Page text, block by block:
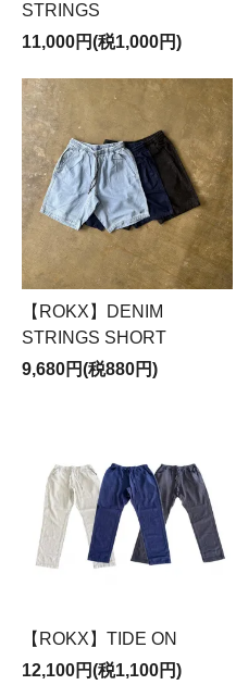
STRINGS
11,000円(税1,000円)
【ROKX】DENIM
STRINGS SHORT
9,680円(税880円)
【ROKX】TIDE ON
12,100円(税1,100円)